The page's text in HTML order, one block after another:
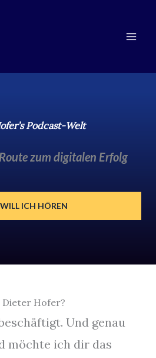
Podcast-Welt
zum digitalen Erfolg
ICH HÖREN
Dieter Hofer?
Und genau
möchte ich dir das